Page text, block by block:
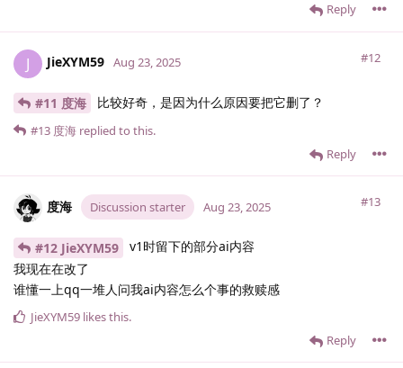
Reply
J JieXYM59 #12
Aug 23, 2025
#11 度海 比较好奇，是因为什么原因要把它删了？
Reply
#13 度海 replied to this.
度海 Discussion starter #13
Aug 23, 2025
#12 JieXYM59
v1时留下的部分ai内容
我现在在改了
谁懂一上qq一堆人问我ai内容怎么个事的救赎感
Reply
JieXYM59 likes this.